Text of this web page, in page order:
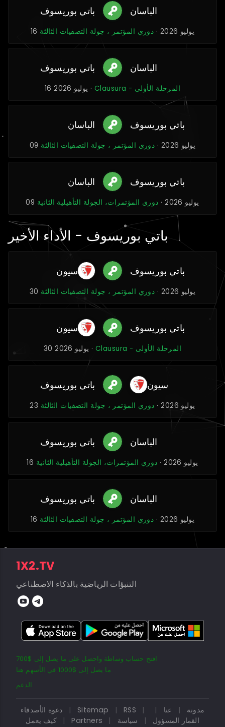
باتي بوريسوف الباسان
16 يوليو 2026 · دوري المؤتمر ، جولة التصفيات الثالثة
باتي بوريسوف الباسان
16 يوليو 2026 · Clausura - المرحلة الأولى
الباسان باتي بوريسوف
09 يوليو 2026 · دوري المؤتمر ، جولة التصفيات الثالثة
الباسان باتي بوريسوف
09 يوليو 2026 · دوري المؤتمرات، الجولة التأهيلية الثانية
باتي بوريسوف - الأداء الأخير
سيون باتي بوريسوف
30 يوليو 2026 · دوري المؤتمر ، جولة التصفيات الثالثة
سيون باتي بوريسوف
30 يوليو 2026 · Clausura - المرحلة الأولى
باتي بوريسوف سيون
23 يوليو 2026 · دوري المؤتمر ، جولة التصفيات الثالثة
باتي بوريسوف الباسان
16 يوليو 2026 · دوري المؤتمرات، الجولة التأهيلية الثانية
باتي بوريسوف الباسان
16 يوليو 2026 · دوري المؤتمر ، جولة التصفيات الثالثة
1X2.TV
التنبؤات الرياضية بالذكاء الاصطناعي
افتح حساب وساطة واحصل على ما يصل إلى $700
ما يصل إلى $1000 في الأسهم هنا
الدعم
دعوة الأصدقاء | Sitemap | RSS | مدونة | عنا
|
كيف يعمل
| Partners | القمار المسؤول |
سياسة